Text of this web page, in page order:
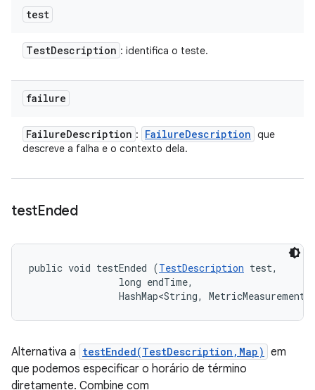
test
TestDescription : identifica o teste.
failure
FailureDescription : FailureDescription que
descreve a falha e o contexto dela.
testEnded
public void testEnded (TestDescription test,
                long endTime,
HashMap<String,
Alternativa a testEnded(TestDescription,Map) em
que podemos especificar o horário de término
diretamente. Combine com